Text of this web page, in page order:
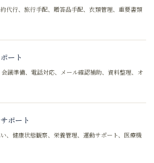
代行、旅行手配、贈答品手配、衣類管理、重要書類
ート
議準備、電話対応、メール確認補助、資料整理、オ
ポート
、健康状態観察、栄養管理、運動サポート、医療機